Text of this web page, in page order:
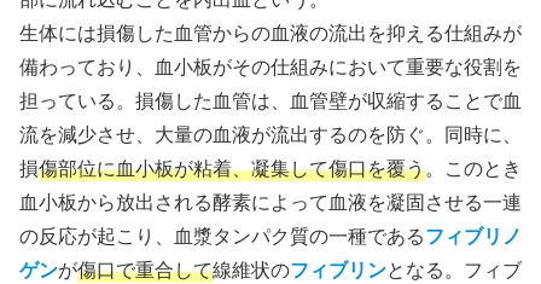
生体には損傷した血管からの血液の流出を抑える仕組みが
備わっており、血小板がその仕組みにおいて重要な役割を
担っている。損傷した血管は、血管壁が収縮することで血
流を減少させ、大量の血液が流出するのを防ぐ。同時に、
損傷部位に血小板が粘着、凝集して傷口を覆う。このとき
血小板から放出される酵素によって血液を凝固させる一連
の反応が起こり、血漿タンパク質の一種であるフィブリノ
ゲンが傷口で重合して線維状のフィブリンとなる。フィブ